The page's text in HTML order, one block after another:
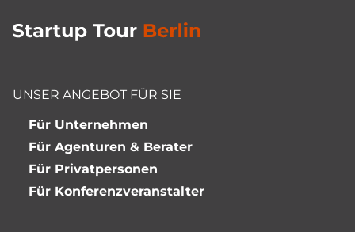
UNSER ANGEBOT FÜR SIE
Für Unternehmen
Für Agenturen & Berater
Für Privatpersonen
Für Konferenzveranstalter